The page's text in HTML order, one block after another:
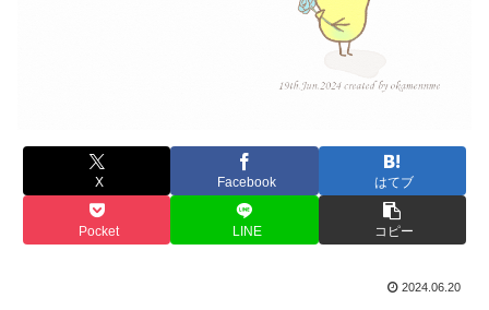
X Facebook はてブ
Pocket LINE コピー
2024.06.20